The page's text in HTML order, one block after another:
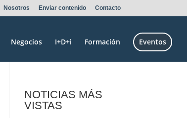
Nosotros Enviar contenido Contacto
Negocios I+D+i Formación Eventos
NOTICIAS MÁS
VISTAS